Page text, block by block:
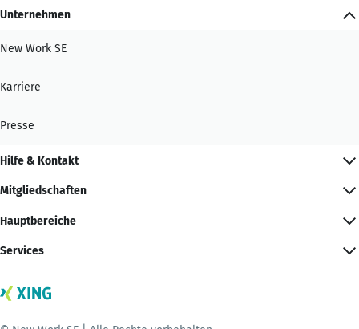
Unternehmen
New Work SE
Karriere
Presse
Hilfe & Kontakt
Mitgliedschaften
Hauptbereiche
Services